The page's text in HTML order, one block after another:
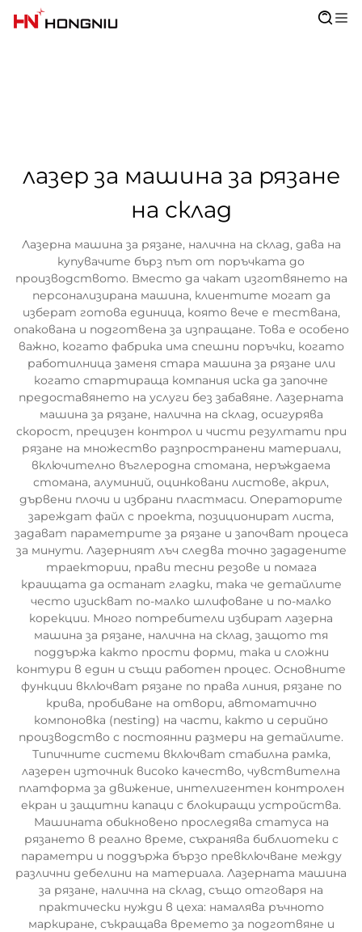
лазер за машина за рязане
на склад
Лазерна машина за рязане, налична на склад, дава на
купувачите бърз път от поръчката до
производството. Вместо да чакат изготвянето на
персонализирана машина, клиентите могат да
изберат готова единица, която вече е тествана,
опакована и подготвена за изпращане. Това е особено
важно, когато фабрика има спешни поръчки, когато
работилница заменя стара машина за рязане или
когато стартираща компания иска да започне
предоставянето на услуги без забавяне. Лазерната
машина за рязане, налична на склад, осигурява
скорост, прецизен контрол и чисти резултати при
рязане на множество разпространени материали,
включително въглеродна стомана, неръждаема
стомана, алуминий, оцинковани листове, акрил,
дървени плочи и избрани пластмаси. Операторите
зареждат файл с проекта, позиционират листа,
задават параметрите за рязане и започват процеса
за минути. Лазерният лъч следва точно зададените
траектории, прави тесни резове и помага
краищата да останат гладки, така че детайлите
често изискват по-малко шлифоване и по-малко
корекции. Много потребители избират лазерна
машина за рязане, налична на склад, защото тя
поддържа както прости форми, така и сложни
контури в един и същи работен процес. Основните
функции включват рязане по права линия, рязане по
крива, пробиване на отвори, автоматично
компоновка (nesting) на части, както и серийно
производство с постоянни размери на детайлите.
Типичните системи включват стабилна рамка,
лазерен източник високо качество, чувствителна
платформа за движение, интелигентен контролен
екран и защитни капаци с блокиращи устройства.
Машината обикновено проследява статуса на
рязането в реално време, съхранява библиотеки с
параметри и поддържа бързо превключване между
различни дебелини на материала. Лазерната машина
за рязане, налична на склад, също отговаря на
практически нужди в цеха: намалява ръчното
маркиране, съкращава времето за подготвяне и